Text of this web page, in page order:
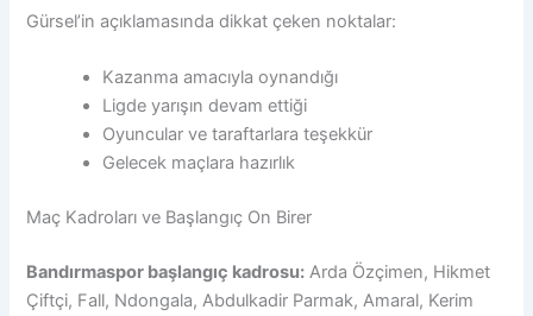
Gürsel’in açıklamasında dikkat çeken noktalar:
Kazanma amacıyla oynandığı
Ligde yarışın devam ettiği
Oyuncular ve taraftarlara teşekkür
Gelecek maçlara hazırlık
Maç Kadroları ve Başlangıç On Birer
Bandırmaspor başlangıç kadrosu: Arda Özçimen, Hikmet
Çiftçi, Fall, Ndongala, Abdulkadir Parmak, Amaral, Kerim